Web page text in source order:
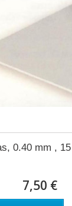
0.40 mm ,
7,50 €